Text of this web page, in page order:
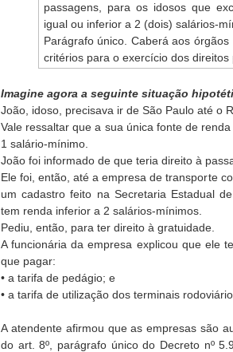
passagens, para os idosos que
igual ou inferior a 2 (dois) salários-
Parágrafo único. Caberá aos
critérios para o exercício dos direitos
Imagine agora a seguinte situação
João, idoso, precisava ir de São Paulo até o
Vale ressaltar que a sua única fonte de
1 salário-mínimo.
João foi informado de que teria direito à
Ele foi, então, até a empresa de transporte
um cadastro feito na Secretaria Estadual
tem renda inferior a 2 salários-mínimos.
Pediu, então, para ter direito à gratuidade.
A funcionária da empresa explicou que ele
que pagar:
• a tarifa de pedágio; e
• a tarifa de utilização dos terminais
A atendente afirmou que as empresas são
do art. 8º, parágrafo único do Decreto nº